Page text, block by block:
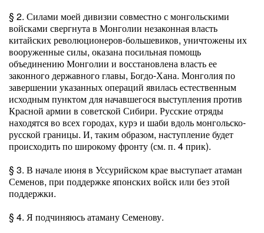
§ 2. Силами моей дивизии совместно с монгольскими
войсками свергнута в Монголии незаконная власть
китайских революционеров-большевиков, уничтожены их
вооруженные силы, оказана посильная помощь
объединению Монголии и восстановлена власть ее
законного державного главы, Богдо-Хана. Монголия по
завершении указанных операций явилась естественным
исходным пунктом для начавшегося выступления против
Красной армии в советской Сибири. Русские отряды
находятся во всех городах, курэ и шаби вдоль монгольско-
русской границы. И, таким образом, наступление будет
происходить по широкому фронту (см. п. 4 прик).
§ 3. В начале июня в Уссурийском крае выступает атаман
Семенов, при поддержке японских войск или без этой
поддержки.
§ 4. Я подчиняюсь атаману Семенову.